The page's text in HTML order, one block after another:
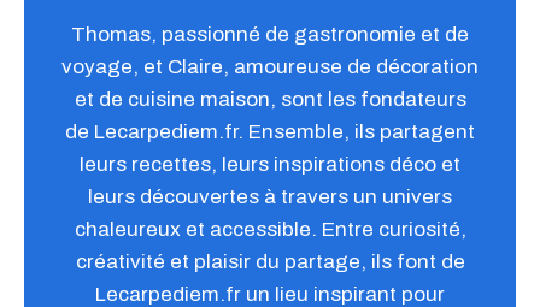
Thomas, passionné de gastronomie et de
voyage, et Claire, amoureuse de décoration
et de cuisine maison, sont les fondateurs
de Lecarpediem.fr. Ensemble, ils partagent
leurs recettes, leurs inspirations déco et
leurs découvertes à travers un univers
chaleureux et accessible. Entre curiosité,
créativité et plaisir du partage, ils font de
Lecarpediem.fr un lieu inspirant pour